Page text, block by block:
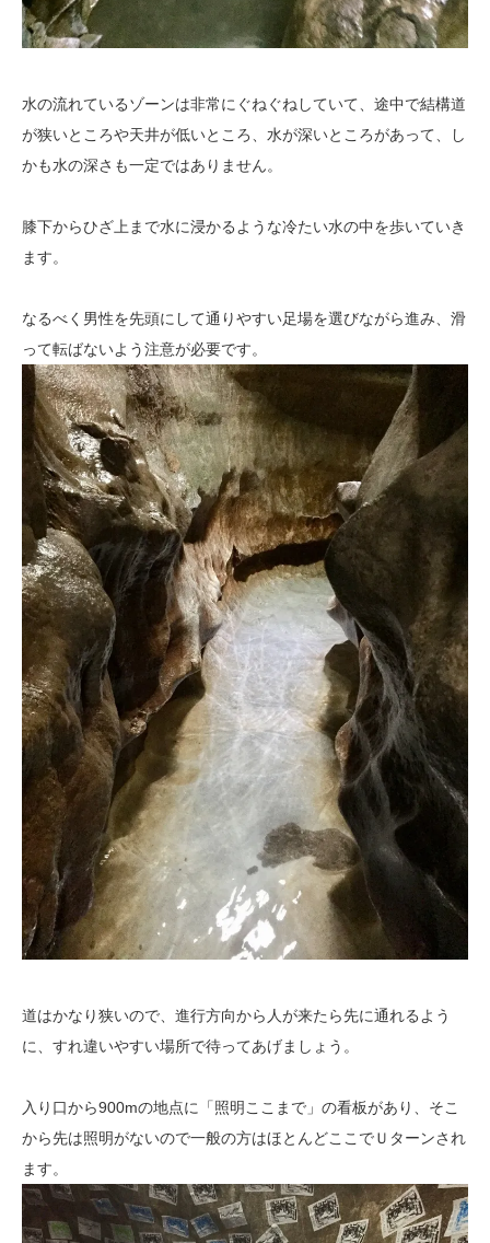
水の流れているゾーンは非常にぐねぐねしていて、途中で結構道
が狭いところや天井が低いところ、水が深いところがあって、し
かも水の深さも一定ではありません。
膝下からひざ上まで水に浸かるような冷たい水の中を歩いていき
ます。
なるべく男性を先頭にして通りやすい足場を選びながら進み、滑
って転ばないよう注意が必要です。
道はかなり狭いので、進行方向から人が来たら先に通れるよう
に、すれ違いやすい場所で待ってあげましょう。
入り口から900mの地点に「照明ここまで」の看板があり、そこ
から先は照明がないので一般の方はほとんどここでＵターンされ
ます。